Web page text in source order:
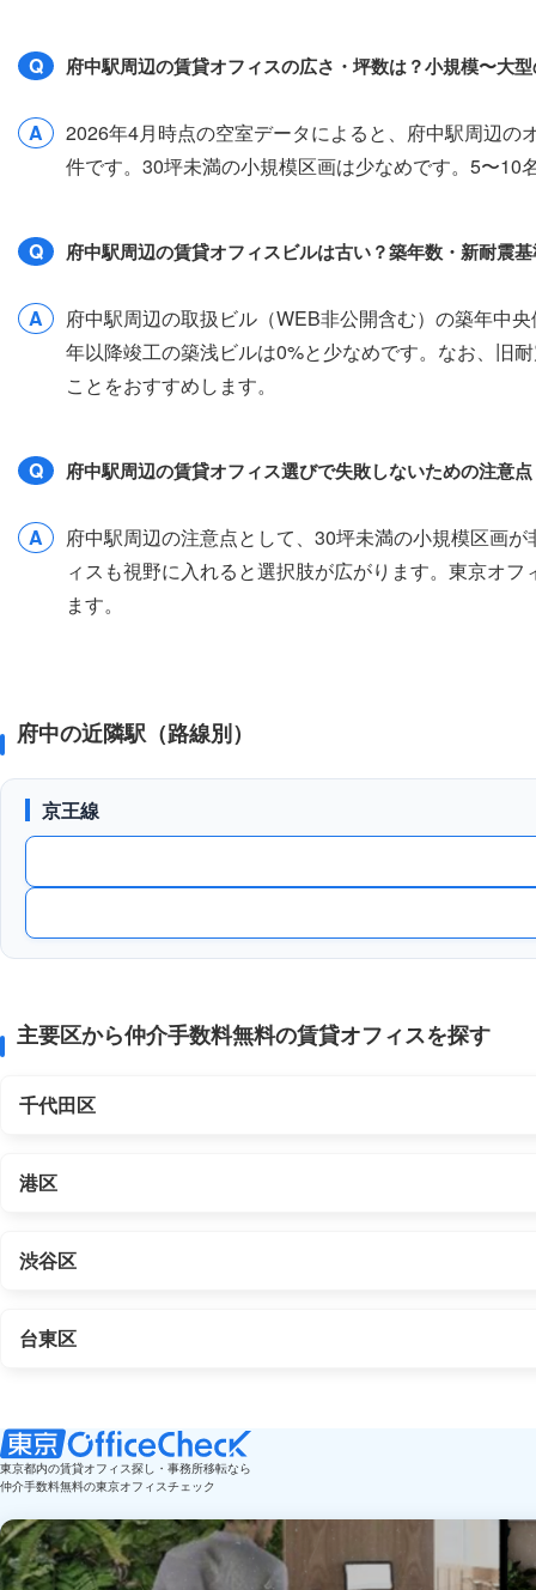
Q 府中駅周辺の賃貸オフィスの広さ・坪数は？小規模〜大
A
2026年4月時点の空室データによると、府中駅周辺
件です。30坪未満の小規模区画は少なめです。5〜
Q 府中駅周辺の賃貸オフィスビルは古い？築年数・新耐震
A
府中駅周辺の取扱ビル（WEB非公開含む）の築年中
年以降竣工の築浅ビルは0%と少なめです。なお、旧
ことをおすすめします。
Q 府中駅周辺の賃貸オフィス選びで失敗しないための注意
A
府中駅周辺の注意点として、30坪未満の小規模区画
ィスも視野に入れると選択肢が広がります。東京オ
ます。
府中の近隣駅（路線別）
京王線
主要区から仲介手数料無料の賃貸オフィスを探す
千代田区
港区
渋谷区
台東区
東京都内の賃貸オフィス探し・事務所移転なら
仲介手数料無料の東京オフィスチェック